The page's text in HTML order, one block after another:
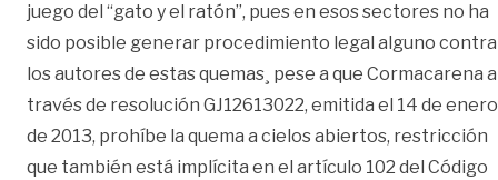
juego del “gato y el ratón”, pues en esos sectores no ha
sido posible generar procedimiento legal alguno contra
los autores de estas quemas¸ pese a que Cormacarena a
través de resolución GJ12613022, emitida el 14 de enero
de 2013, prohíbe la quema a cielos abiertos, restricción
que también está implícita en el artículo 102 del Código